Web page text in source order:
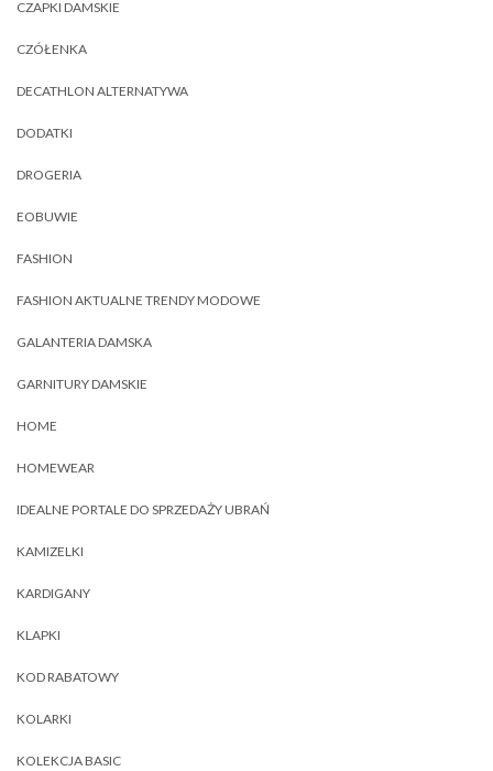
CZAPKI DAMSKIE
CZÓŁENKA
DECATHLON ALTERNATYWA
DODATKI
DROGERIA
EOBUWIE
FASHION
FASHION AKTUALNE TRENDY MODOWE
GALANTERIA DAMSKA
GARNITURY DAMSKIE
HOME
HOMEWEAR
IDEALNE PORTALE DO SPRZEDAŻY UBRAŃ
KAMIZELKI
KARDIGANY
KLAPKI
KOD RABATOWY
KOLARKI
KOLEKCJA BASIC